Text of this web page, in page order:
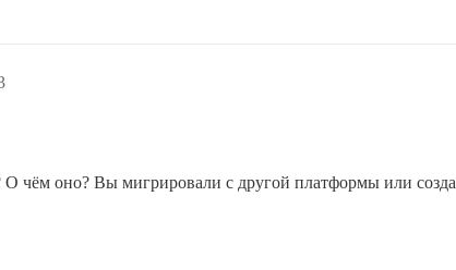
чём оно? Вы мигрировали с другой платформы или